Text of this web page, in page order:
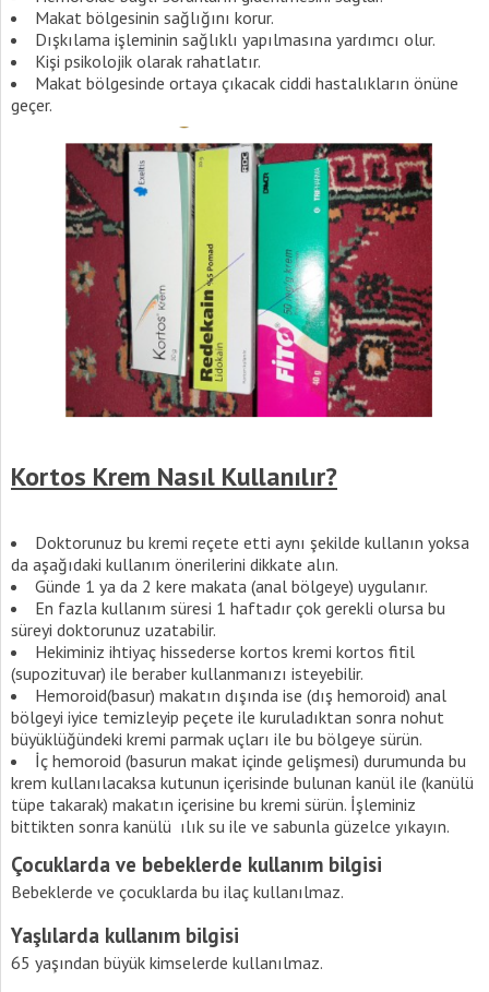
Makat bölgesinin sağlığını korur.
Dışkılama işleminin sağlıklı yapılmasına yardımcı olur.
Kişi psikolojik olarak rahatlatır.
Makat bölgesinde ortaya çıkacak ciddi hastalıkların önüne
geçer.
Kortos Krem Nasıl Kullanılır?
Doktorunuz bu kremi reçete etti aynı şekilde kullanın yoksa
da aşağıdaki kullanım önerilerini dikkate alın.
Günde 1 ya da 2 kere makata (anal bölgeye) uygulanır.
En fazla kullanım süresi 1 haftadır çok gerekli olursa bu
süreyi doktorunuz uzatabilir.
Hekiminiz ihtiyaç hissederse kortos kremi kortos fitil
(supozituvar) ile beraber kullanmanızı isteyebilir.
Hemoroid(basur) makatın dışında ise (dış hemoroid) anal
bölgeyi iyice temizleyip peçete ile kuruladıktan sonra nohut
büyüklüğündeki kremi parmak uçları ile bu bölgeye sürün.
İç hemoroid (basurun makat içinde gelişmesi) durumunda bu
krem kullanılacaksa kutunun içerisinde bulunan kanül ile (kanülü
tüpe takarak) makatın içerisine bu kremi sürün. İşleminiz
bittikten sonra kanülü ılık su ile ve sabunla güzelce yıkayın.
Çocuklarda ve bebeklerde kullanım bilgisi
Bebeklerde ve çocuklarda bu ilaç kullanılmaz.
Yaşlılarda kullanım bilgisi
65 yaşından büyük kimselerde kullanılmaz.